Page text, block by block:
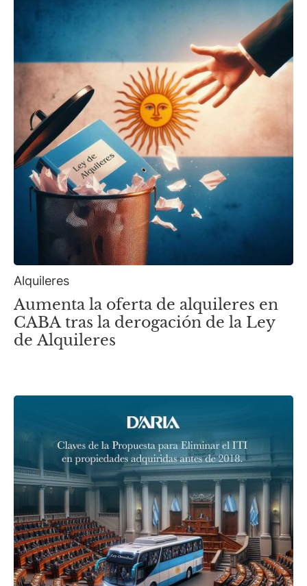
Alquileres
Aumenta la oferta de alquileres en
CABA tras la derogación de la Ley
de Alquileres